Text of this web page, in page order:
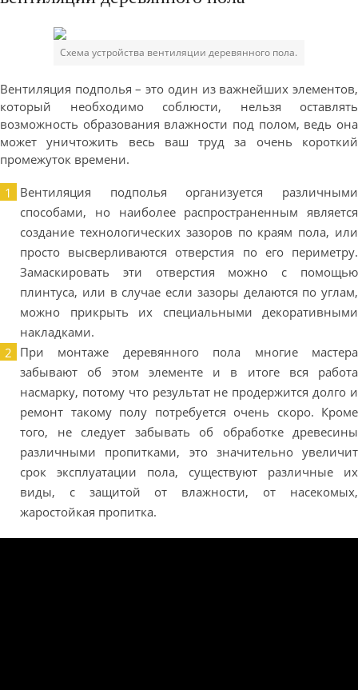
Схема устройства вентиляции деревянного пола.
Вентиляция подполья – это один из важнейших элементов,
который необходимо соблюсти, нельзя оставлять
возможность образования влажности под полом, ведь она
может уничтожить весь ваш труд за очень короткий
промежуток времени.
Вентиляция подполья организуется различными
способами, но наиболее распространенным является
создание технологических зазоров по краям пола, или
просто высверливаются отверстия по его периметру.
Замаскировать эти отверстия можно с помощью
плинтуса, или в случае если зазоры делаются по углам,
можно прикрыть их специальными декоративными
накладками.
При монтаже деревянного пола многие мастера
забывают об этом элементе и в итоге вся работа
насмарку, потому что результат не продержится долго и
ремонт такому полу потребуется очень скоро. Кроме
того, не следует забывать об обработке древесины
различными пропитками, это значительно увеличит
срок эксплуатации пола, существуют различные их
виды, с защитой от влажности, от насекомых,
жаростойкая пропитка.